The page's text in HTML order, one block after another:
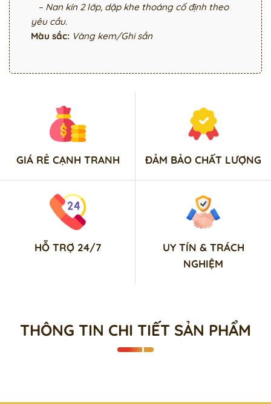
– Nan kín 2 lớp, dập khe thoáng cố định theo
yêu cầu.
Màu sắc: Vàng kem/Ghi sần
GIÁ RẺ CẠNH TRANH ĐẢM BẢO CHẤT LƯỢNG
HỖ TRỢ 24/7
UY TÍN & TRÁCH
NGHIỆM
THÔNG TIN CHI TIẾT SẢN PHẨM